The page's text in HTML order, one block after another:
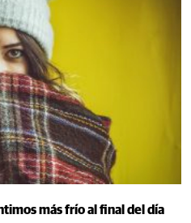
más frío al final del día